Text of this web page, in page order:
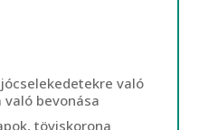
való
bevonása
töviskorona